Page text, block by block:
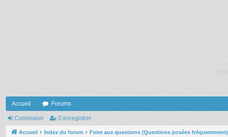
Accueil Forums
Connexion S’enregistrer
Accueil Index du forum Foire aux questions (Questions posées fréquemment)